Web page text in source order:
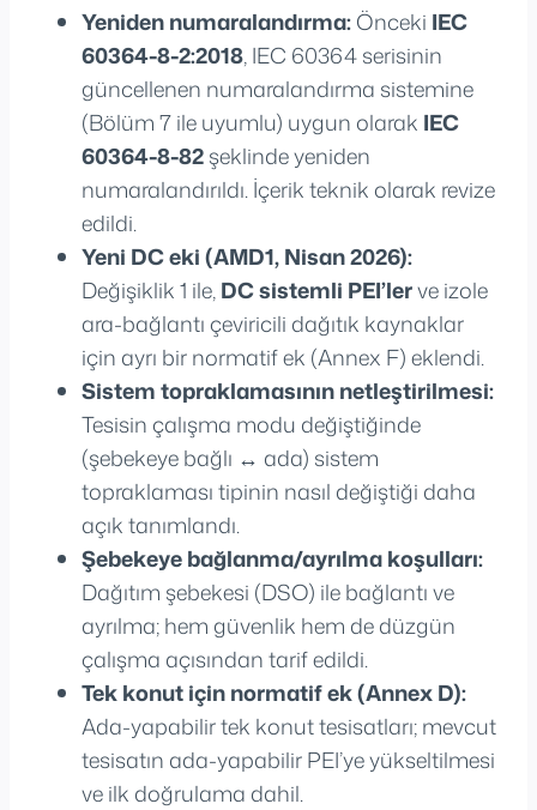
Yeniden numaralandırma:Önceki IEC
60364-8-2:2018, IEC 60364 serisinin
güncellenen numaralandırma sistemine
(Bölüm 7 ile uyumlu) uygun olarak IEC
60364-8-82şeklinde yeniden
numaralandırıldı. İçerik teknik olarak revize
edildi.
Yeni DC eki (AMD1, Nisan 2026):
Değişiklik 1 ile,DC sistemli PEI’lerve izole
ara-bağlantı çeviricili dağıtık kaynaklar
için ayrı bir normatif ek (Annex F) eklendi.
Sistem topraklamasının netleştirilmesi:
Tesisin çalışma modu değiştiğinde
(şebekeye bağlı ↔ ada) sistem
topraklaması tipinin nasıl değiştiği daha
açık tanımlandı.
Şebekeye bağlanma/ayrılma koşulları:
Dağıtım şebekesi (DSO) ile bağlantı ve
ayrılma; hem güvenlik hem de düzgün
çalışma açısından tarif edildi.
Tek konut için normatif ek (Annex D):
Ada-yapabilir tek konut tesisatları; mevcut
tesisatın ada-yapabilir PEI’ye yükseltilmesi
ve ilk doğrulama dahil.